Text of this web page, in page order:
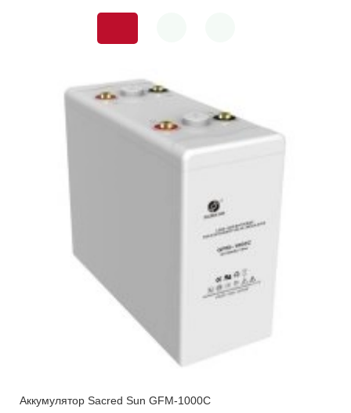
Аккумулятор Sacred Sun GFM-1000C